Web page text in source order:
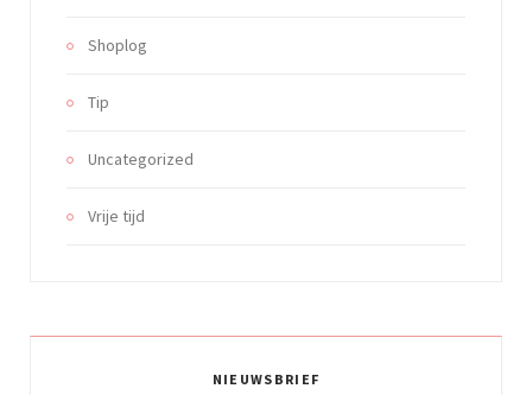
Shoplog
Tip
Uncategorized
Vrije tijd
NIEUWSBRIEF